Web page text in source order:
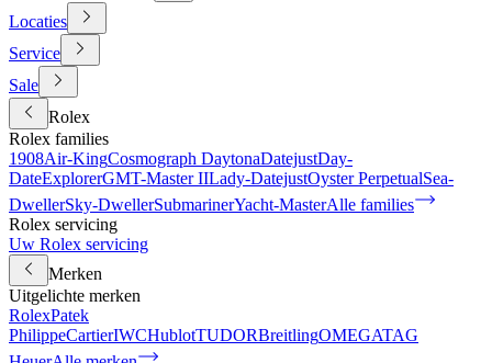
Locaties
Service
Sale
Rolex
Rolex families
1908Air-KingCosmograph DaytonaDatejustDay-
DateExplorerGMT-Master IILady-DatejustOyster PerpetualSea-
DwellerSky-DwellerSubmarinerYacht-MasterAlle families
Rolex servicing
Uw Rolex servicing
Merken
Uitgelichte merken
RolexPatek
PhilippeCartierIWCHublotTUDORBreitlingOMEGATAG